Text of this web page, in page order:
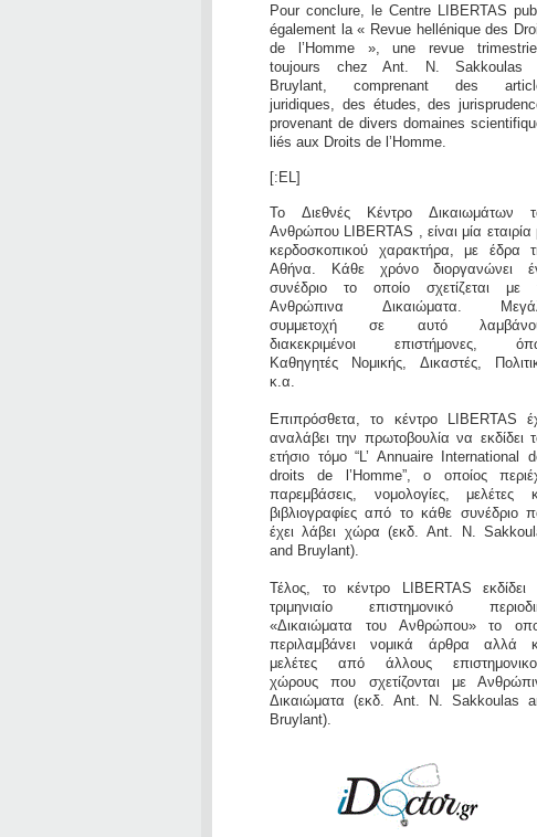
Pour conclure, le Centre LIBERTAS
également la « Revue hellénique des
de l’Homme », une revue
toujours chez Ant. N. Sakkoulas
Bruylant, comprenant des
juridiques, des études, des
provenant de divers domaines
liés aux Droits de l’Homme.
[:EL]
Το Διεθνές Κέντρο Δικαιωμάτων
Ανθρώπου LIBERTAS , είναι μία εταιρία
κερδοσκοπικού χαρακτήρα, με έδρα
Αθήνα. Κάθε χρόνο διοργανώνει
συνέδριο το οποίο σχετίζεται με
Ανθρώπινα Δικαιώματα.
συμμετοχή σε αυτό
διακεκριμένοι επιστήμονες,
Καθηγητές Νομικής, Δικαστές,
κ.α.
Επιπρόσθετα, το κέντρο LIBERTAS
αναλάβει την πρωτοβουλία να εκδίδει
ετήσιο τόμο “L’ Annuaire International
droits de l’Homme”, ο οποίος
παρεμβάσεις, νομολογίες, μελέτες
βιβλιογραφίες από το κάθε συνέδριο
έχει λάβει χώρα (εκδ. Ant. N.
and Bruylant).
Τέλος, το κέντρο LIBERTAS εκδίδει
τριμηνιαίο επιστημονικό
«Δικαιώματα του Ανθρώπου» το
περιλαμβάνει νομικά άρθρα αλλά
μελέτες από άλλους
χώρους που σχετίζονται με
Δικαιώματα (εκδ. Ant. N. Sakkoulas
Bruylant).